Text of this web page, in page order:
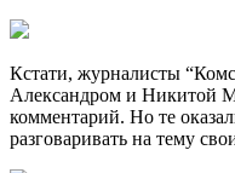
Кстати, журналисты
Александром и Никитой
комментарий. Но те
разговаривать на тему